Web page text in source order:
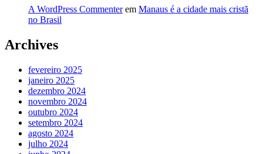
A WordPress Commenterem Manaus é a cidade mais cristã
no Brasil
Archives
fevereiro 2025
janeiro 2025
dezembro 2024
novembro 2024
outubro 2024
setembro 2024
agosto 2024
julho 2024